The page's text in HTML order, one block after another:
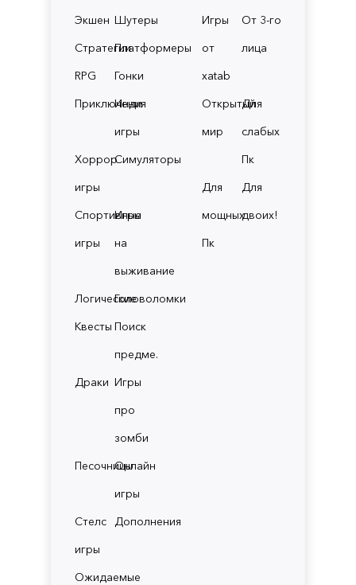
Экшен Шутеры
СтратегииПлатформеры
RPG
Гонки
Приключения
Инди
игры
Хоррор
игры
Симуляторы
Спортивные
игры
Игры
на
выживание
ЛогическиеГоловоломки
Квесты Поиск
предме.
Драки Игры
про
зомби
ПесочницыОнлайн
игры
Стелс
игры
Дополнения
Ожидаемые
Игры
от
xatab
От 3-го
лица
Открытый
мир
Для
слабых
Пк
Для
мощных
Пк
Для
двоих!